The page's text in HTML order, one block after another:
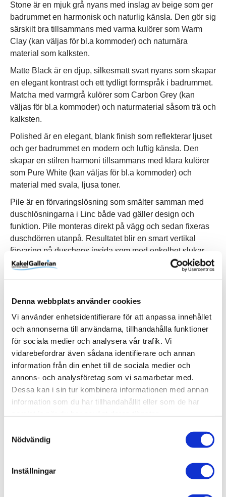
Denna webbplats använder cookies
Vi använder enhetsidentifierare för att anpassa innehållet
och annonserna till användarna, tillhandahålla funktioner
för sociala medier och analysera vår trafik. Vi
vidarebefordrar även sådana identifierare och annan
information från din enhet till de sociala medier och
annons- och analysföretag som vi samarbetar med.
Dessa kan i sin tur kombinera informationen med annan
information som du har tillhandahållit eller som de har
Nödvändig
Inställningar
Stone är en mjuk grå nyans med inslag av beige som ger
badrummet en harmonisk och naturlig känsla. Den gör sig
särskilt bra tillsammans med varma kulörer som Warm
Clay (kan väljas för bl.a kommoder) och naturnära
material som kalksten.
Matte Black är en djup, silkesmatt svart nyans som skapar
en elegant kontrast och ett tydligt formspråk i badrummet.
Matcha med varmgrå kulörer som Carbon Grey (kan
väljas för bl.a kommoder) och naturmaterial såsom trä och
kalksten.
Polished är en elegant, blank finish som reflekterar ljuset
och ger badrummet en modern och luftig känsla. Den
skapar en stilren harmoni tillsammans med klara kulörer
som Pure White (kan väljas för bl.a kommoder) och
material med svala, ljusa toner.
Pile är en förvaringslösning som smälter samman med
duschlösningarna i Linc både vad gäller design och
funktion. Pile monteras direkt på vägg och sedan fixeras
duschdörren utanpå. Resultatet blir en smart vertikal
förvaring på duschens insida som med enkelhet slukar
familjens alla schampo- och duschflaskor utan att ta extra
onödig plats i själva duschytan. Pile kommer med fem
behov. Skruvas i vägg alternativt limmas upp med Safe-
Produktinformation
artikelnummer:
56030978+80000684+80001678-
INR
Varumärken / INR /